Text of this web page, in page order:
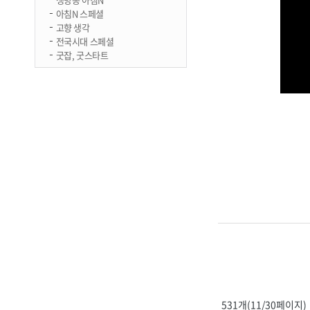
아침N 스페셜
고향 생각
전국시대 스페셜
굿잡, 굿스타트
531개(11/30페이지)